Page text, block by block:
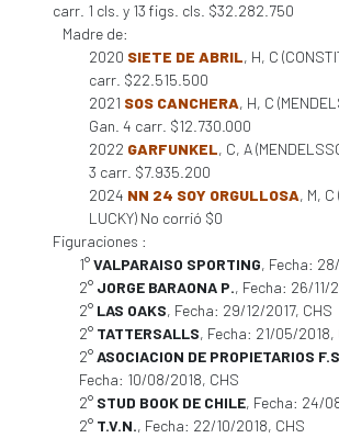
carr. 1 cls. y 13 figs. cls. $32.282.750
Madre de:
2020 SIETE DE ABRIL, H, C
carr. $22.515.500
2021 SOS CANCHERA, H, C
Gan. 4 carr. $12.730.000
2022 GARFUNKEL, C, A
3 carr. $7.935.200
2024 NN 24 SOY ORGULLOSA, M, C
LUCKY) No corrió $0
Figuraciones :
1°VALPARAISO SPORTING, Fecha:
2° JORGE BARAONA P., Fecha: 26/11/
2° LAS OAKS, Fecha: 29/12/2017, CHS
2° TATTERSALLS, Fecha: 21/05/2018,
2°ASOCIACION DE PROPIETARIOS
Fecha: 10/08/2018, CHS
2° STUD BOOK DE CHILE, Fecha: 24/
2° T.V.N., Fecha: 22/10/2018, CHS